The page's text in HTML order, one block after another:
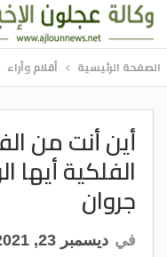
الصفحة الرئيسية أقلام وأراء
أين أنت من
الفلكية أيها
جروان
في ديسمبر 23, 2021